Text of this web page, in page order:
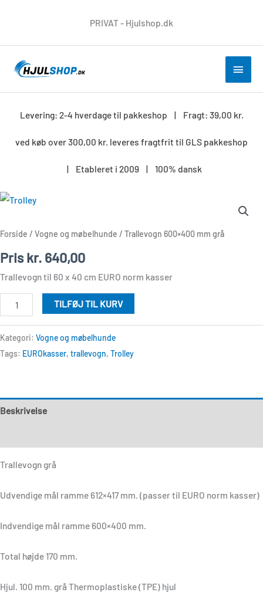
PRIVAT - Hjulshop.dk
Levering: 2-4 hverdage til pakkeshop | Fragt: 39,00 kr.
ved køb over 300,00 kr. leveres fragtfrit til GLS pakkeshop
| Etableret i 2009 | 100% dansk
Forside / Vogne og møbelhunde / Trallevogn 600×400 mm grå
Priskr. 640,00
Trallevogn til 60 x 40 cm EURO norm kasser
Trallevogn
mm
antal
TILFØJ TIL KURV
Kategori: Vogne og møbelhunde
Tags: EUROkasser, trallevogn, Trolley
Beskrivelse
Trallevogn grå
Udvendige mål ramme 612×417 mm. (passer til EURO norm kasser)
Indvendige mål ramme 600×400 mm.
Total højde 170 mm.
Hjul. 100 mm. grå Thermoplastiske (TPE) hjul